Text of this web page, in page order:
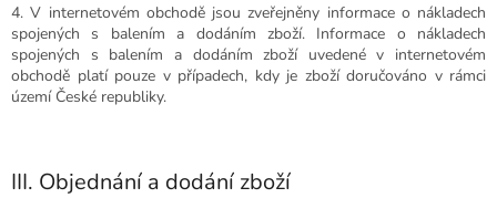
4. V internetovém obchodě jsou zveřejněny informace o nákladech
spojených s balením a dodáním zboží. Informace o nákladech
spojených s balením a dodáním zboží uvedené v internetovém
obchodě platí pouze v případech, kdy je zboží doručováno v rámci
území České republiky.
III. Objednání a dodání zboží